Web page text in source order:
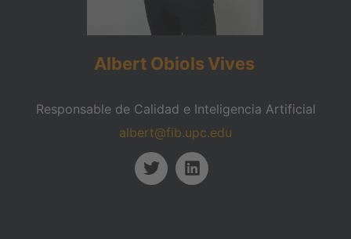
Albert Obiols Vives
Responsable de Calidad e Inteligencia Artificial
albert@fib.upc.edu